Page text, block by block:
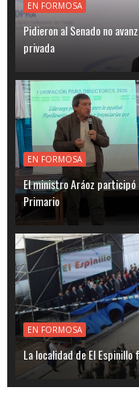
EN FORMOSA
Pidieron al Senado no
privada
EN FORMOSA
El ministro Aráoz
Primario
EN FORMOSA
La localidad de El